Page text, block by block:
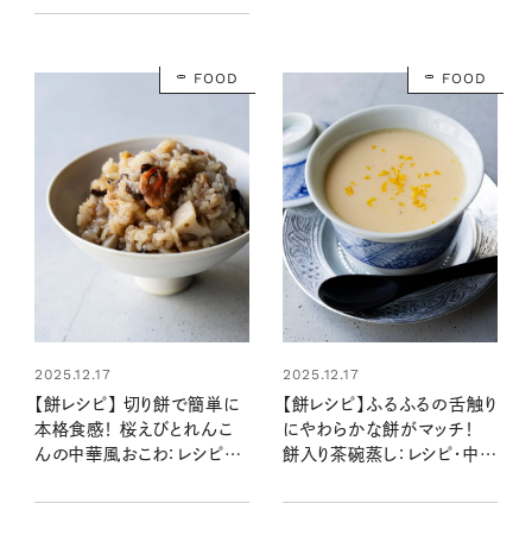
FOOD
2025.12.17
【餅レシピ】 切り餅で簡単に
本格食感！ 桜えびとれんこ
んの中華風おこわ：レシピ・
FOOD
2025.12.17
【餅レシピ】ふるふるの舌触り
にやわらかな餅がマッチ！
餅入り茶碗蒸し：レシピ・中本